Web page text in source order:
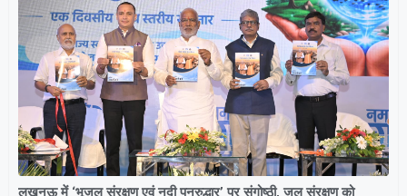
लखनऊ में ‘भूजल संरक्षण एवं नदी पुनरुद्धार’ पर संगोष्ठी, जल संरक्षण को